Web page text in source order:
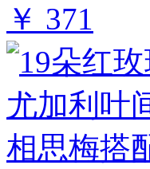
￥ 371